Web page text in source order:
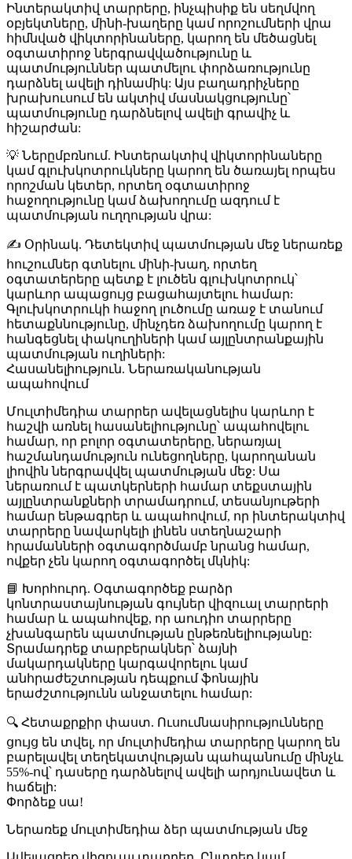
Ինտերակտիվ տարրերը, ինչպիսիք են սեղմվող
օբյեկտները, մինի-խաղերը կամ որոշումների վրա
հիմնված վիկտորինաները, կարող են մեծացնել
օգտատիրոջ ներգրավվածությունը և
պատմություններ պատմելու փորձառությունը
դարձնել ավելի դինամիկ: Այս բաղադրիչները
խրախուսում են ակտիվ մասնակցությունը՝
պատմությունը դարձնելով ավելի գրավիչ և
հիշարժան:
💡 Ներըմբռնում. Ինտերակտիվ վիկտորինաները
կամ գլուխկոտրուկները կարող են ծառայել որպես
որոշման կետեր, որտեղ օգտատիրոջ
հաջողությունը կամ ձախողումը ազդում է
պատմության ուղղության վրա:
✍️ Օրինակ. Դետեկտիվ պատմության մեջ ներառեք
հուշումներ գտնելու մինի-խաղ, որտեղ
օգտատերերը պետք է լուծեն գլուխկոտրուկ՝
կարևոր ապացույց բացահայտելու համար:
Գլուխկոտրուկի հաջող լուծումը առաջ է տանում
հետաքննությունը, մինչդեռ ձախողումը կարող է
հանգեցնել փակուղիների կամ այլընտրանքային
պատմության ուղիների:
Հասանելիություն. Ներառականության
ապահովում
Մուլտիմեդիա տարրեր ավելացնելիս կարևոր է
հաշվի առնել հասանելիությունը՝ ապահովելու
համար, որ բոլոր օգտատերերը, ներառյալ
հաշմանդամություն ունեցողները, կարողանան
լիովին ներգրավվել պատմության մեջ: Սա
ներառում է պատկերների համար տեքստային
այլընտրանքների տրամադրում, տեսանյութերի
համար ենթագրեր և ապահովում, որ ինտերակտիվ
տարրերը նավարկելի լինեն ստեղնաշարի
հրամանների օգտագործմամբ նրանց համար,
ովքեր չեն կարող օգտագործել մկնիկ:
📘 Խորհուրդ. Օգտագործեք բարձր
կոնտրաստայնության գույներ վիզուալ տարրերի
համար և ապահովեք, որ աուդիո տարրերը
չխանգարեն պատմության ընթեռնելիությանը:
Տրամադրեք տարբերակներ՝ ձայնի
մակարդակները կարգավորելու կամ
անհրաժեշտության դեպքում ֆոնային
երաժշտությունն անջատելու համար:
🔍 Հետաքրքիր փաստ. Ուսումնասիրությունները
ցույց են տվել, որ մուլտիմեդիա տարրերը կարող են
բարելավել տեղեկատվության պահպանումը մինչև
55%-ով՝ դասերը դարձնելով ավելի արդյունավետ և
հաճելի:
Փորձեք սա!
Ներառեք մուլտիմեդիա ձեր պատմության մեջ